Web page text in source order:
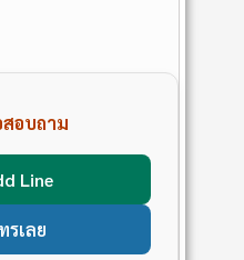
อบถาม
Line
รเลย